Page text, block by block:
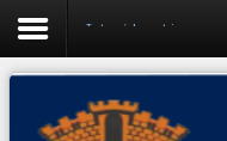
Accueil
Textes réglementaires